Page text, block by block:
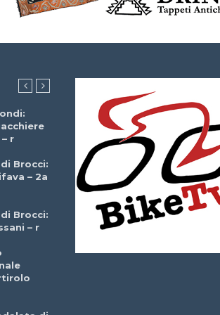
r
Brocci:
– 2a
Brocci:
– r
Brocci Incontra
Giuseppe Martinelli
– r
Che cos’è il
triathlon? Con
Simone Diamantini
– r
Marzo 2025 –